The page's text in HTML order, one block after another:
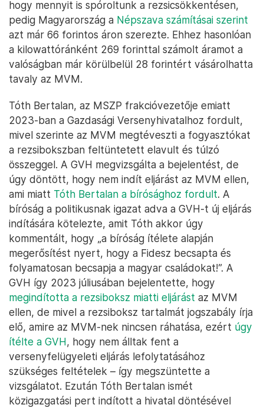
hogy mennyit is spóroltunk a rezsicsökkentésen,
pedig Magyarország a Népszava számításai szerint
azt már 66 forintos áron szerezte. Ehhez hasonlóan
a kilowattóránként 269 forinttal számolt áramot a
valóságban már körülbelül 28 forintért vásárolhatta
tavaly az MVM.
Tóth Bertalan, az MSZP frakcióvezetője emiatt
2023-ban a Gazdasági Versenyhivatalhoz fordult,
mivel szerinte az MVM megtéveszti a fogyasztókat
a rezsibokszban feltüntetett elavult és túlzó
összeggel. A GVH megvizsgálta a bejelentést, de
úgy döntött, hogy nem indít eljárást az MVM ellen,
ami miatt Tóth Bertalan a bírósághoz fordult. A
bíróság a politikusnak igazat adva a GVH-t új eljárás
indítására kötelezte, amit Tóth akkor úgy
kommentált, hogy „a bíróság ítélete alapján
megerősítést nyert, hogy a Fidesz becsapta és
folyamatosan becsapja a magyar családokat!”. A
GVH így 2023 júliusában bejelentette, hogy
megindította a rezsiboksz miatti eljárást az MVM
ellen, de mivel a rezsiboksz tartalmát jogszabály írja
elő, amire az MVM-nek nincsen ráhatása, ezért úgy
ítélte a GVH, hogy nem álltak fent a
versenyfelügyeleti eljárás lefolytatásához
szükséges feltételek – így megszüntette a
vizsgálatot. Ezután Tóth Bertalan ismét
közigazgatási pert indított a hivatal döntésével